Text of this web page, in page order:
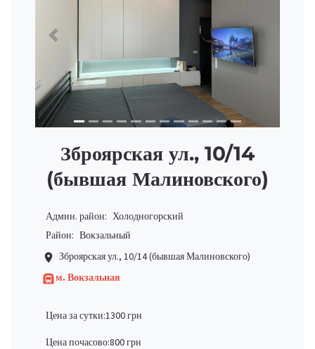
Previous
Зброярская ул., 10/14
(бывшая Малиновского)
Админ. район: Холодногорский
Район: Вокзальный
place Зброярская ул., 10/14 (бывшая Малиновского)
subwayм. Вокзальная
Цена за сутки:1300 грн
Цена почасово:800 грн